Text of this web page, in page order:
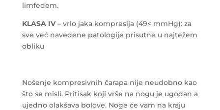
limfedem.
KLASA IV– vrlo jaka kompresija (49< mmHg): za
sve već navedene patologije prisutne u najtežem
obliku
Nošenje kompresivnih čarapa nije neudobno kao
što se misli. Pritisak koji vrše na nogu je ugodan a
ujedno olakšava bolove. Noge će vam na kraju